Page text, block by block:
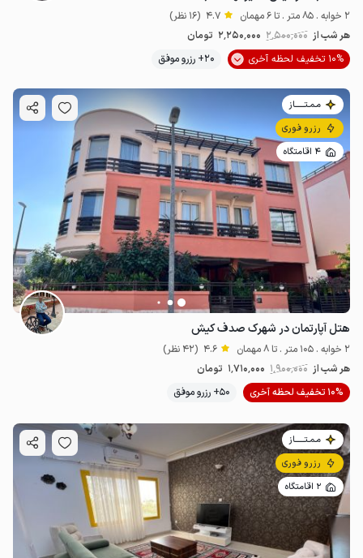
2.25میلیون ت 4.7
2 خوابه . 85 متر . تا 6 مهمان 4.7 (16 نظر)
هر شب از 2٬500٬000 2٬250٬000 تومان
10% تخفیف لحظه آخری
20+ رزرو موفق
مـمـتــــــاز
رزرو فوری
4 اقامتگاه
هتل آپارتمان در شهرک صدف کیش
2 خوابه . 105 متر . تا 8 مهمان 4.6 (42 نظر)
هر شب از 1٬900٬000 1٬710٬000 تومان
10% تخفیف لحظه آخری
50+ رزرو موفق
مـمـتــــــاز
رزرو فوری
2 اقامتگاه